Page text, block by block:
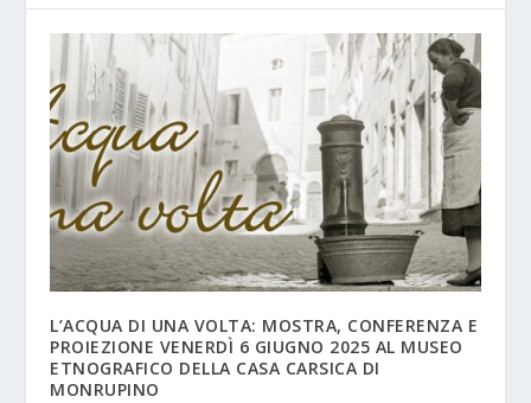
L’ACQUA DI UNA VOLTA: MOSTRA, CONFERENZA E
PROIEZIONE VENERDÌ 6 GIUGNO 2025 AL MUSEO
ETNOGRAFICO DELLA CASA CARSICA DI
MONRUPINO